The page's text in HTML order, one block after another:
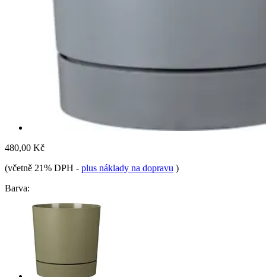
480,00 Kč
(včetně 21% DPH - plus náklady na dopravu )
Barva: